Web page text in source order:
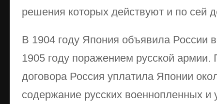
решения которых действуют и по сей
В 1904 году Япония объявила России
1905 году поражением русской
договора Россия уплатила Японии
содержание русских военнопленных и